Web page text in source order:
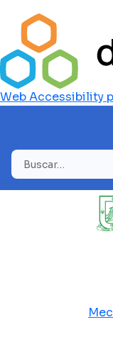
Web Accessibility
Buscar